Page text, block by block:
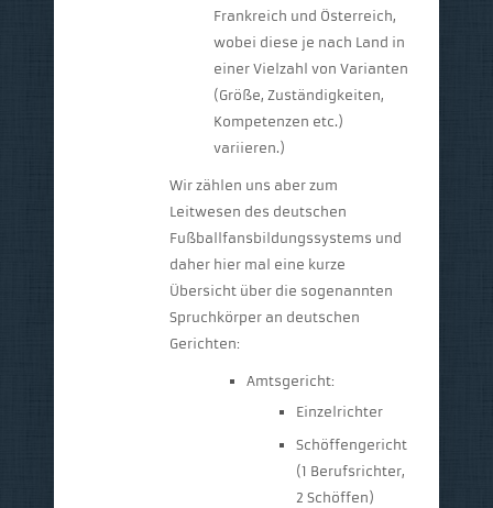
Frankreich und Österreich,
wobei diese je nach Land in
einer Vielzahl von Varianten
(Größe, Zuständigkeiten,
Kompetenzen etc.)
variieren.)
Wir zählen uns aber zum
Leitwesen des deutschen
Fußballfansbildungssystems und
daher hier mal eine kurze
Übersicht über die sogenannten
Spruchkörper an deutschen
Gerichten:
Amtsgericht:
Einzelrichter
Schöffengericht
(1 Berufsrichter,
2 Schöffen)